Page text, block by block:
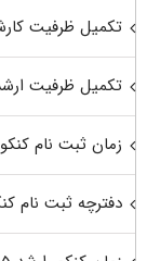
تکمیل ظرفیت
تکمیل ظرفیت ارشد
زمان ثبت نام کنکور
دفترچه ثبت نام